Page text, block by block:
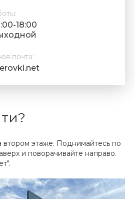
18:00
почта:
втором этаже. Поднимайтесь по
и поворачивайте направо.